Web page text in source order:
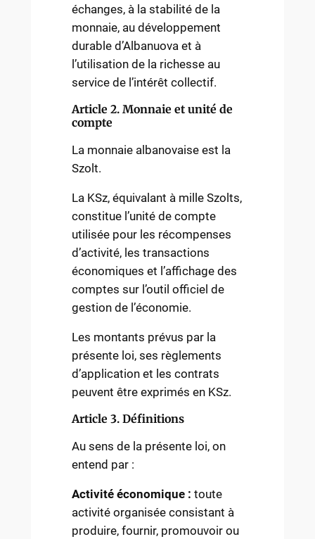
échanges, à la stabilité de la
monnaie, au développement
durable d’Albanuova et à
l’utilisation de la richesse au
service de l’intérêt collectif.
Article 2. Monnaie et unité de
compte
La monnaie albanovaise est la
Szolt.
La KSz, équivalant à mille Szolts,
constitue l’unité de compte
utilisée pour les récompenses
d’activité, les transactions
économiques et l’affichage des
comptes sur l’outil officiel de
gestion de l’économie.
Les montants prévus par la
présente loi, ses règlements
d’application et les contrats
peuvent être exprimés en KSz.
Article 3. Définitions
Au sens de la présente loi, on
entend par :
Activité économique : toute
activité organisée consistant à
produire, fournir, promouvoir ou